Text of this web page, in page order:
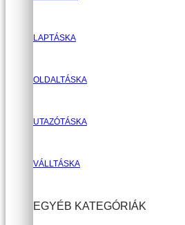
LAPTÁSKA
OLDALTÁSKA
UTAZÓTÁSKA
VÁLLTÁSKA
EGYÉB KATEGÓRIÁK